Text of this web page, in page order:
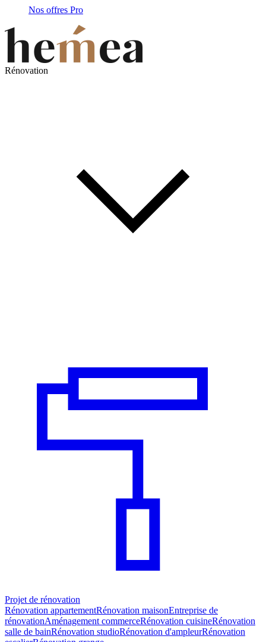
Nos offres Pro
Rénovation
Projet de rénovation
Rénovation appartementRénovation maisonEntreprise de
rénovationAménagement commerceRénovation cuisineRénovation
salle de bainRénovation studioRénovation d'ampleurRénovation